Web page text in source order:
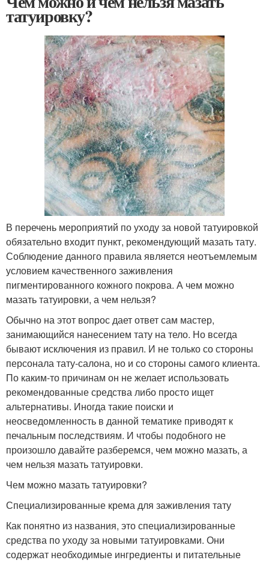
татуировку?
В перечень мероприятий по уходу за новой татуировкой
обязательно входит пункт, рекомендующий мазать тату.
Соблюдение данного правила является неотъемлемым
условием качественного заживления
пигментированного кожного покрова. А чем можно
мазать татуировки, а чем нельзя?
Обычно на этот вопрос дает ответ сам мастер,
занимающийся нанесением тату на тело. Но всегда
бывают исключения из правил. И не только со стороны
персонала тату-салона, но и со стороны самого клиента.
По каким-то причинам он не желает использовать
рекомендованные средства либо просто ищет
альтернативы. Иногда такие поиски и
неосведомленность в данной тематике приводят к
печальным последствиям. И чтобы подобного не
произошло давайте разберемся, чем можно мазать, а
чем нельзя мазать татуировки.
Чем можно мазать татуировки?
Специализированные крема для заживления тату
Как понятно из названия, это специализированные
средства по уходу за новыми татуировками. Они
содержат необходимые ингредиенты и питательные